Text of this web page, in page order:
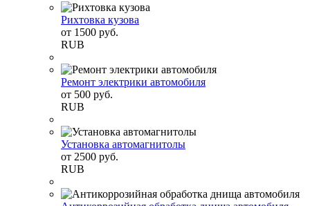
Рихтовка кузова
от 1500 руб.
RUB
Ремонт электрики автомобиля
от 500 руб.
RUB
Установка автомагнитолы
от 2500 руб.
RUB